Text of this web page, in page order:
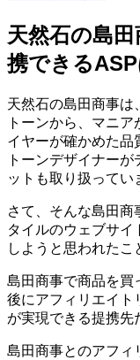
天然石の島
携できるASP
天然石の島田商事は
トーンから、マニ
イヤーが確かめた品
トーンデザイナー
ットも取り扱ってい
さて、そんな島田商
タイルのウェブサ
しようと思われたこ
島田商事で商品を買
後にアフィリエイト
が実現できる提携先
島田商事とのアフィ